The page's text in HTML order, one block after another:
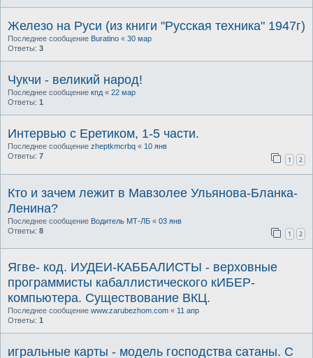
Железо на Руси (из книги "Русская техника" 1947г)
Последнее сообщение Buratino « 30 мар
Ответы: 3
Чукчи - великий народ!
Последнее сообщение кпд« 22 мар
Ответы: 1
Интервью с Еретиком, 1-5 части.
Последнее сообщение zheptkmcrbq « 10 янв
Ответы: 7 1 2
Кто и зачем лежит в Мавзолее Ульянова-Бланка-
Ленина?
Последнее сообщение Водитель МТ-ЛБ « 03 янв
Ответы: 8 1 2
Ягве- код. ИУДЕИ-КАББАЛИСТЫ - верховные
программисты кабаллистического кИБЕР-
компьютера. Существование ВКЦ.
Последнее сообщение www.zarubezhom.com « 11 апр
Ответы: 1
игральные карты - модель господства сатаны. С